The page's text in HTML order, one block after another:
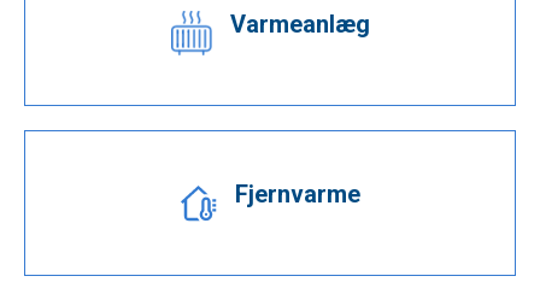
Varmeanlæg
Fjernvarme